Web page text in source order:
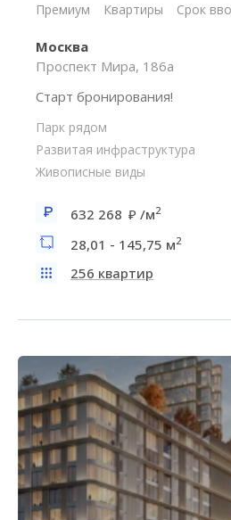
Премиум Квартиры Срок
Москва
Проспект Мира, 186а
Старт бронирования!
Парк рядом
Развитая инфраструктура
Живописные виды
632 268 /м2
28,01 - 145,75 м2
256 квартир